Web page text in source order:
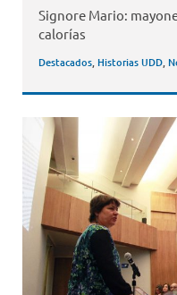
Signore Mario:
calorías
Destacados, Historias UDD,